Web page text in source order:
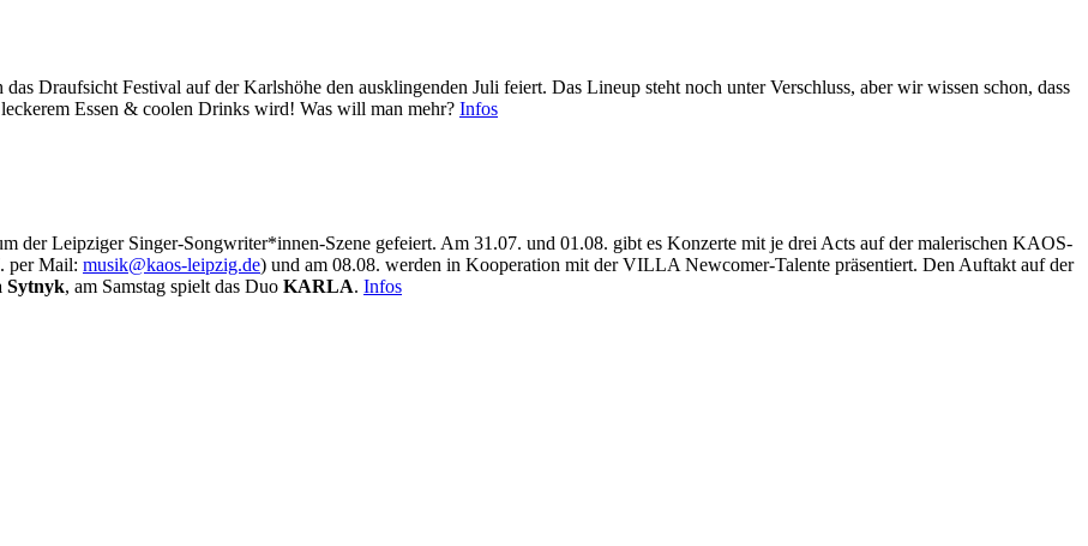
Draufsicht Festival auf der Karlshöhe den ausklingenden Juli feiert. Das Lineup steht noch unter Verschluss, aber wir wissen schon, dass
Essen & coolen Drinks wird! Was will man mehr? Infos
der Leipziger Singer-Songwriter*innen-Szene gefeiert. Am 31.07. und 01.08. gibt es Konzerte mit je drei Acts auf der malerischen KAOS-
per Mail:
ed.gi
zpiel
-soak
@kisu
m
) und am 08.08. werden in Kooperation mit der VILLA Newcomer-Talente präsentiert. Den Auftakt auf der
Sytnyk, am Samstag spielt das Duo KARLA. Infos